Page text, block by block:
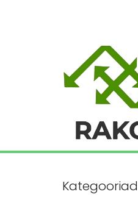
Kategooriad